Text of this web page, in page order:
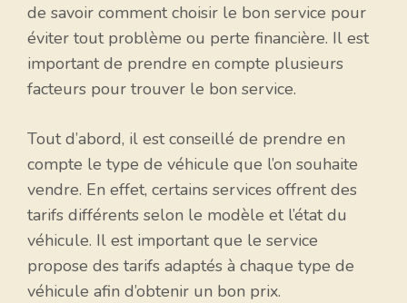
de savoir comment choisir le bon service pour
éviter tout problème ou perte financière. Il est
important de prendre en compte plusieurs
facteurs pour trouver le bon service.
Tout d’abord, il est conseillé de prendre en
compte le type de véhicule que l’on souhaite
vendre. En effet, certains services offrent des
tarifs différents selon le modèle et l’état du
véhicule. Il est important que le service
propose des tarifs adaptés à chaque type de
véhicule afin d’obtenir un bon prix.